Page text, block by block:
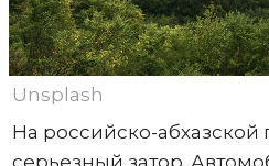
Unsplash
На российско-абхазской